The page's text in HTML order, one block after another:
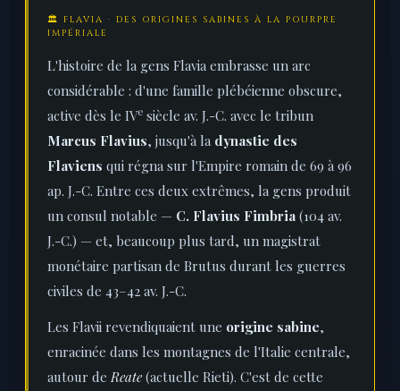
🏛️ FLAVIA · DES ORIGINES SABINES À LA POURPRE
IMPÉRIALE
L'histoire de la gens Flavia embrasse un arc
considérable : d'une famille plébéienne obscure,
active dès le IVe siècle av. J.-C. avec le tribun
Marcus Flavius, jusqu'à la dynastie des
Flaviens qui régna sur l'Empire romain de 69 à 96
ap. J.-C. Entre ces deux extrêmes, la gens produit
un consul notable — C. Flavius Fimbria (104 av.
J.-C.) — et, beaucoup plus tard, un magistrat
monétaire partisan de Brutus durant les guerres
civiles de 43–42 av. J.-C.
Les Flavii revendiquaient une origine sabine,
enracinée dans les montagnes de l'Italie centrale,
autour de Reate(actuelle Rieti). C'est de cette